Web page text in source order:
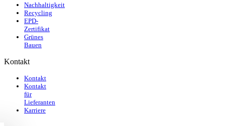
Nachhaltigkeit
Recycling
EPD-
Zertifikat
Grünes
Bauen
Kontakt
Kontakt
Kontakt
für
Lieferanten
Karriere